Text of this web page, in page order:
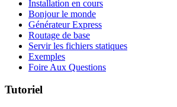
Installation en cours
Bonjour le monde
Générateur Express
Routage de base
Servir les fichiers statiques
Exemples
Foire Aux Questions
Tutoriel